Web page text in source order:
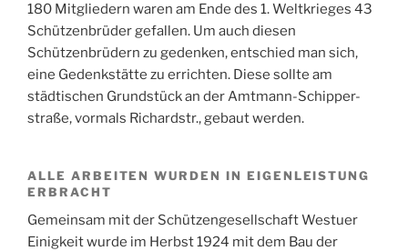
180 Mitgliedern waren am Ende des 1. Weltkrieges 43
Schützenbrüder gefallen. Um auch diesen
Schützenbrüdern zu gedenken, entschied man sich,
eine Gedenkstätte zu errichten. Diese sollte am
städtischen Grundstück an der Amtmann-Schipper-
straße, vormals Richardstr., gebaut werden.
ALLE ARBEITEN WURDEN IN EIGENLEISTUNG
ERBRACHT
Gemeinsam mit der Schützengesellschaft Westuer
Einigkeit wurde im Herbst 1924 mit dem Bau der